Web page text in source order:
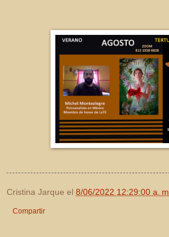
Cristina Jarque el 8/06/2022 12:29:00 a. m.
Compartir